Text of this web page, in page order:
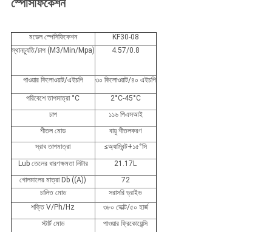
স্পেসিফিকেশন
মডেল স্পেসিফিকেশন
KF30-08
স্থানচ্যুতি/চাপ (M3/Min/Mpa)
4.57/0.8
পাওয়ার কিলোওয়াট/এইচপি ৩০ কিলোওয়াট/৪০ এইচপি
পরিবেশে তাপমাত্রা °C
2°C-45°C
চাপ
১১৬ পিএসআই
শীতল মোড
বায়ু শীতলকরণ
স্রাব তাপমাত্রা
≤অ্যাম্বিন্ট+১৫°সি
Lub তেলের ধারণক্ষমতা লিটার
21.17L
গোলমালের মাত্রা Db ((A))
72
চালিত মোড
সরাসরি ড্রাইভ
শক্তি V/Ph/Hz
৩৮০ ভোল্ট/৫০ হার্জ
স্টার্ট মোড
পাওয়ার ফ্রিকোয়েন্সি